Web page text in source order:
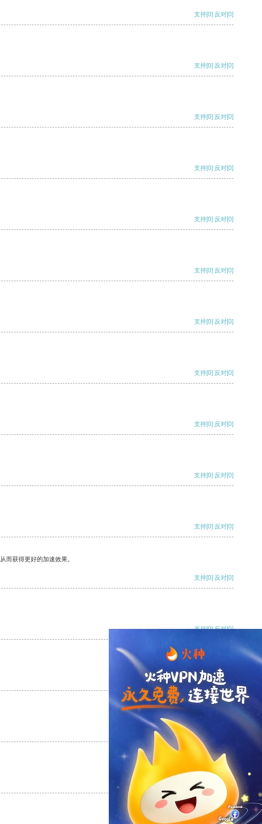
支持[0] 反对[0]
支持[0] 反对[0]
支持[0] 反对[0]
支持[0] 反对[0]
支持[0] 反对[0]
支持[0] 反对[0]
支持[0] 反对[0]
支持[0] 反对[0]
支持[0] 反对[0]
支持[0] 反对[0]
支持[0] 反对[0]
而获得更好的加速效果。
支持[0] 反对[0]
支持[0] 反对[0]
支持[0] 反对
支持
支持 反对 [0]